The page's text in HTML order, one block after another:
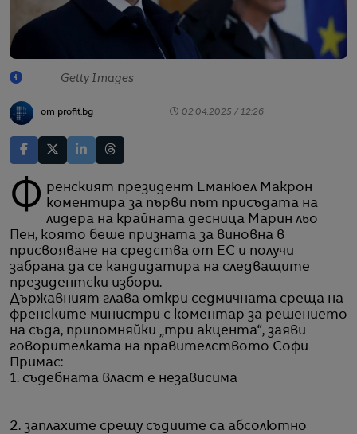
Getty Images
от profit.bg 02.04.2025 / 12:26
Френският президент Еманюел Макрон
коментира за първи път присъдата на
лидера на крайната десница Марин льо
Пен, която беше призната за виновна в
присвояване на средства от ЕС и получи
забрана да се кандидатира на следващите
президентски избори.
Държавният глава откри седмичната среща на
френските министри с коментар за решението
на съда, припомняйки „три акцента“, заяви
говорителката на правителството Софи
Примас:
1. съдебната власт е независима
2. заплахите срещу съдиите са абсолютно